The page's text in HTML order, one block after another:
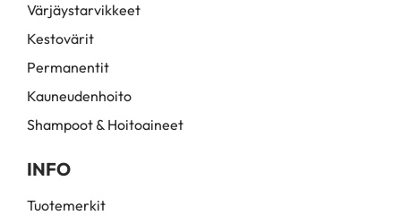
Värjäystarvikkeet
Kestovärit
Permanentit
Kauneudenhoito
Shampoot & Hoitoaineet
INFO
Tuotemerkit